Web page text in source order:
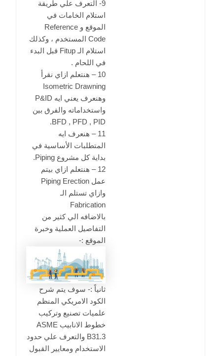
9- التعرف علي طريقة
استلام الخامات في
الموقع و Reference
Code المستخدم ، وكذلك
استلام الـ Fitup قبل البدء
في اللحام .
10 – هنتعلم ازاي نقرأ
Isometric Drawning
وهنعرف يعني ايه P&ID
واستخداماته والفرق بين
BFD , PFD , PID.
11 – هنعرف ايه
المتطلبات الأساسية في
بداية كل مشروع Piping.
12 – هنتعلم ازاي بيتم
عمل Piping Erection
وازاي تستلم الـ
Fabrication
بالاضافه الي كثير من
التفاصيل العملية وخبرة
الموقع :-
ثانياً :- سوف يتم شرح
الكود الامريكي المنظم
علميات تصنيع وتركيب
خطوط الانابيب ASME
B31.3 والتعرف علي حدود
الاستخدام ومعايير القبول